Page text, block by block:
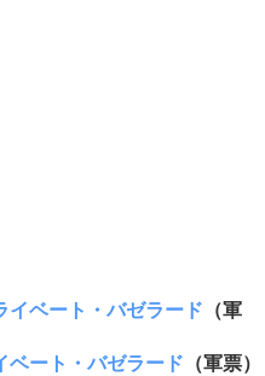
イベート・バゼラード （軍
ベート・バゼラード （軍票）